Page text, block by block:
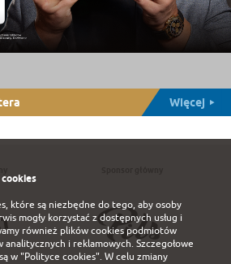
Więcej
które są niezbędne do tego, aby osoby
mogły korzystać z dostępnych usług i
również plików cookies podmiotów
i reklamowych. Szczegołowe
w"Polityce cookies". W celu zmiany